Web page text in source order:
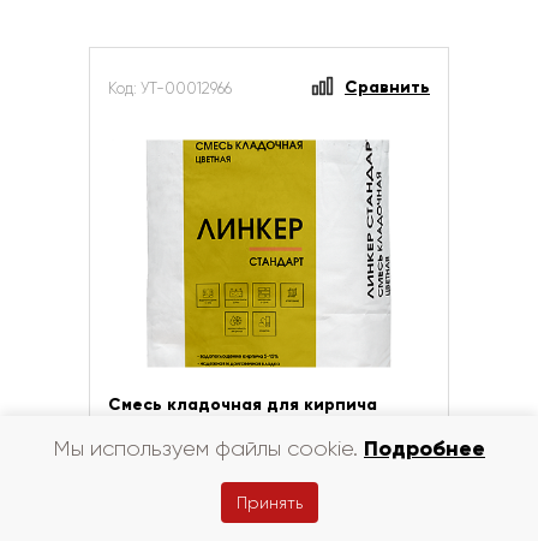
Код: УТ-00012966 Сравнить
Смесь кладочная для кирпича
графитовый 25 кг
Мы используем файлы cookie. Подробнее
Принять